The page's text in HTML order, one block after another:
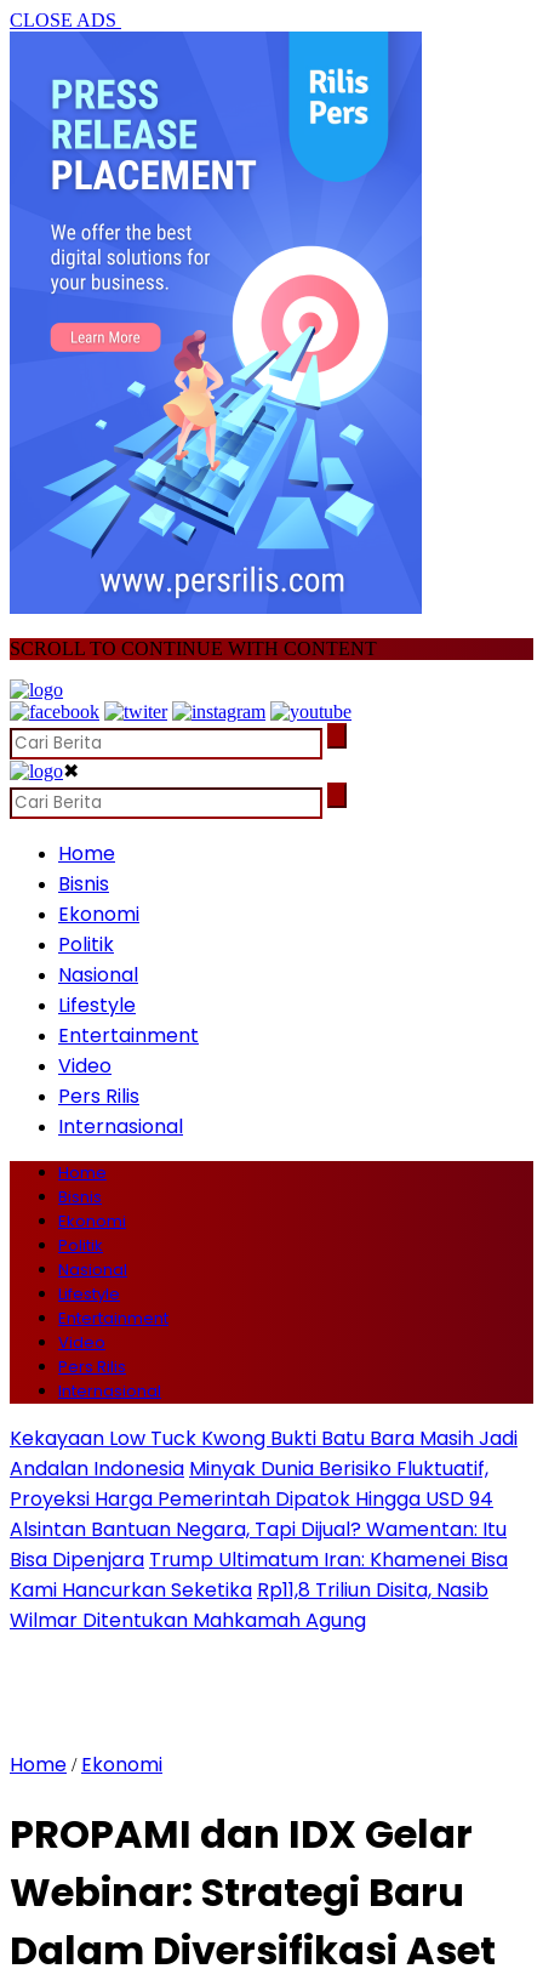
CLOSE ADS
SCROLL TO CONTINUE WITH CONTENT
✖
Home
Bisnis
Ekonomi
Politik
Nasional
Lifestyle
Entertainment
Video
Pers Rilis
Internasional
Home
Bisnis
Ekonomi
Politik
Nasional
Lifestyle
Entertainment
Video
Pers Rilis
Internasional
Kekayaan Low Tuck Kwong Bukti Batu Bara Masih Jadi
Andalan Indonesia Minyak Dunia Berisiko Fluktuatif,
Proyeksi Harga Pemerintah Dipatok Hingga USD 94
Alsintan Bantuan Negara, Tapi Dijual? Wamentan: Itu
Bisa Dipenjara Trump Ultimatum Iran: Khamenei Bisa
Kami Hancurkan Seketika Rp11,8 Triliun Disita, Nasib
Wilmar Ditentukan Mahkamah Agung
Home / Ekonomi
PROPAMI dan IDX Gelar
Webinar: Strategi Baru
Dalam Diversifikasi Aset